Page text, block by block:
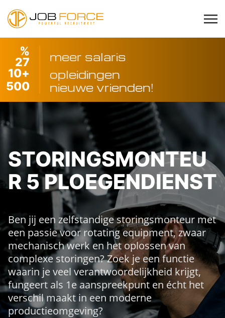
%
27
meer salaris
+
10
opleidingen
500
nieuwe vrienden!
STORINGSMONTEU
R 5 PLOEGENDIENST
Ben jij een zelfstandige storingsmonteur met
een passie voor rotating equipment, zwaar
mechanisch werk en het oplossen van
complexe storingen? Zoek je een functie
waarin je veel verantwoordelijkheid krijgt,
fungeert als 1e aanspreekpunt en écht het
verschil maakt in een moderne
productieomgeving?